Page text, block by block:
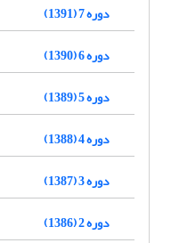
دوره 7 (1391)
دوره 6 (1390)
دوره 5 (1389)
دوره 4 (1388)
دوره 3 (1387)
دوره 2 (1386)